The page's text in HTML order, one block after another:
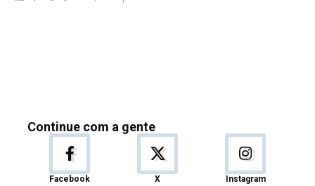
Continue com a gente
Facebook X Instagram